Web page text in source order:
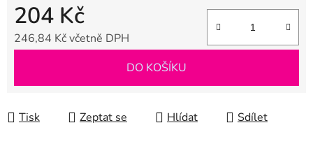
204 Kč
246,84 Kč včetně DPH
DO KOŠÍKU
Tisk Zeptat se Hlídat Sdílet